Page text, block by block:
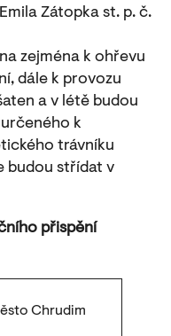
Zátopka st. p. č.
zejména k ohřevu
dále k provozu
a v létě budou
k
trávníku
budou střídat v
přispění
Chrudim